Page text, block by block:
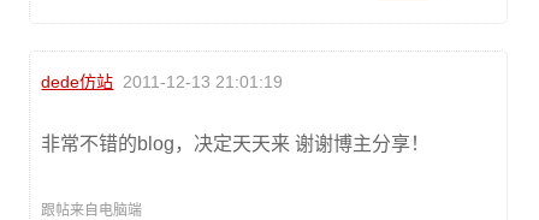
dede仿站 2011-12-13 21:01:19
非常不错的blog，决定天天来 谢谢博主分享！
跟帖来自电脑端